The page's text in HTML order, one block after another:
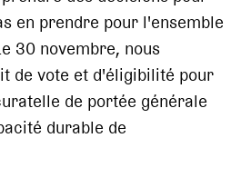
en prendre pour l'ensemble
30 novembre, nous
de vote et d'éligibilité pour
de portée générale
durable de